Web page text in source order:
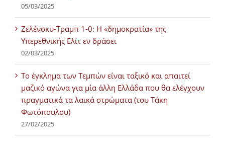
05/03/2025
Ζελένσκυ-Τραμπ 1-0: Η «δημοκρατία» της
Υπερεθνικής Ελίτ εν δράσει
02/03/2025
Tο έγκλημα των Τεμπών είναι ταξικό και απαιτεί
μαζικό αγώνα για μία άλλη Ελλάδα που θα ελέγχουν
πραγματικά τα λαϊκά στρώματα (του Τάκη
Φωτόπουλου)
27/02/2025